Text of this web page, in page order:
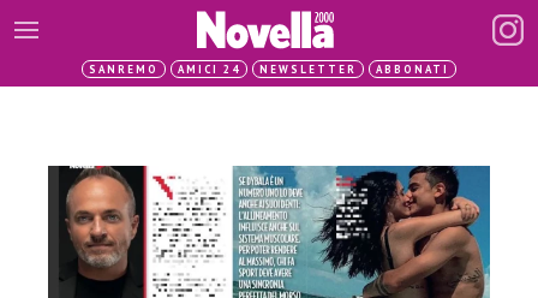
SANREMO AMICI 24 NEWSLETTER ABBONATI